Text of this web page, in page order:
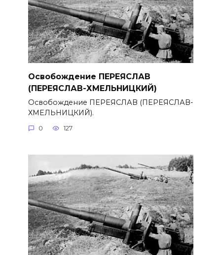
Освобождение ПЕРЕЯСЛАВ
(ПЕРЕЯСЛАВ-ХМЕЛЬНИЦКИЙ)
Освобождение ПЕРЕЯСЛАВ (ПЕРЕЯСЛАВ-
ХМЕЛЬНИЦКИЙ).
0 127